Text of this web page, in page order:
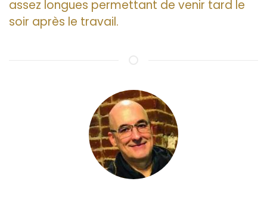
assez longues permettant de venir tard le
soir après le travail.